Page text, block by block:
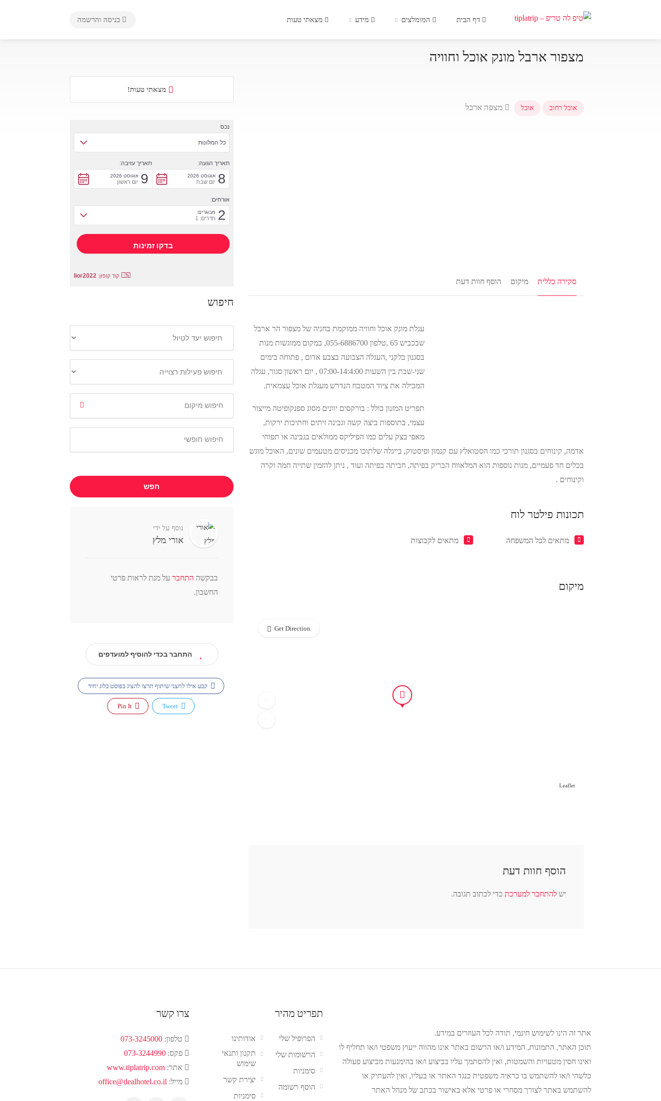
דף הבית המומלצים מידע מצאתי טעות כניסה והרשמה
מצפור ארבל מונק אוכל וחוויה
אוכל רחוב אוכל מצפה ארבל
סקירה כללית מיקום הוסף חוות דעת
עגלת מונק אוכל וחוויה ממוקמת בחניה של מצפור הר ארבל
שבכביש 65 ,טלפון 055-6886700, במקום ממוגשות מנות
בסגנון בלקני ,העגלה הצבועה בצבע אדום , פתוחה בימים
שני-שבת בין השעות 07:00-14:4:00 , יום ראשון סגור, עגלה
המכילה את ציוד המטבח הנדרש מעגלת אוכל עצמאית.
תפריט המזנון כולל : בורקסים יוונים מסוג ספנקופיטה מייצור
עצמי, בתוספות ביצה קשה וגבינה זיתים וחתיכות ירקות,
מאפי בצק עלים כמו הפיליקס ממולאים בגבינה או תפוחי
אדמה, קינוחים בסגנון תורכי כמו הסטואלץ עם קנמון ופיסטוק, בייגלה שלתוכו מכניסים מטעמים שונים, האוכל מוגש
בכלים חד פעמיים, מנות נוספות הוא המלאווח הבריק בפיתה, חביתה בפיתה ועוד , ניתן להזמין שתייה חמה וקרה
וקינוחים .
תכונות פילטר לוח
מתאים לכל המשפחה מתאים לקבוצות
מיקום
Leaflet
Get Direction
הוסף חוות דעת
יש להתחבר למערכת כדי לכתוב תגובה.
מצאתי טעות!
נכס
כל המלונות
תאריך הגעה:
8 אוגוסט 2026
יום שבת
תאריך עזיבה:
9 אוגוסט 2026
יום ראשון
אורחים:
2 מבוגרים:
חדרים: 1
קוד קופון: lior2022
חיפוש
חפש
נוסף על ידי
אורי מלץ
בבקשה התחבר על מנת לראות פרטי
החשבון.
התחבר בכדי להוסיף למועדפים
קבע אילו לחצני שיתוף תרצו להציג בפוסט בלוג יחיד
אתר זה הינו לשימוש חינמי, תודה לכל העוזרים במידע.
תוכן האתר, התמונות, המידע ו/או הרשום באתר אינו מהווה ייעוץ משפטי ו/או תחליף לו
ואינו חסין מטעויות והשמטות, ואין להסתמך עליו בביצוע ו/או בהימנעות מביצוע פעולה
כלשהי ו/או להשתמש בו כראיה משפטית כנגד האתר או בעליו, ואין להעתיק או
להשתמש באתר לצורך מסחרי או פרטי אלא באישור בכתב של מנהל האתר
תפריט מהיר
אודותינו
תקנון ותנאי
שימוש
יצירת קשר
סימניות
הפרופיל שלי
הרשומות שלי
סימניות
הוסף רשומה
צרו קשר
טלפון:073-3245000
פקס:073-3244990
אתר:www.tiplatrip.com
מייל: office@dealhotel.co.il